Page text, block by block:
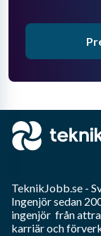
TeknikJobb.se -
Ingenjörsedan
ingenjör från
karriär och